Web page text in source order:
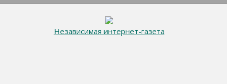
Независимая интернет-газета